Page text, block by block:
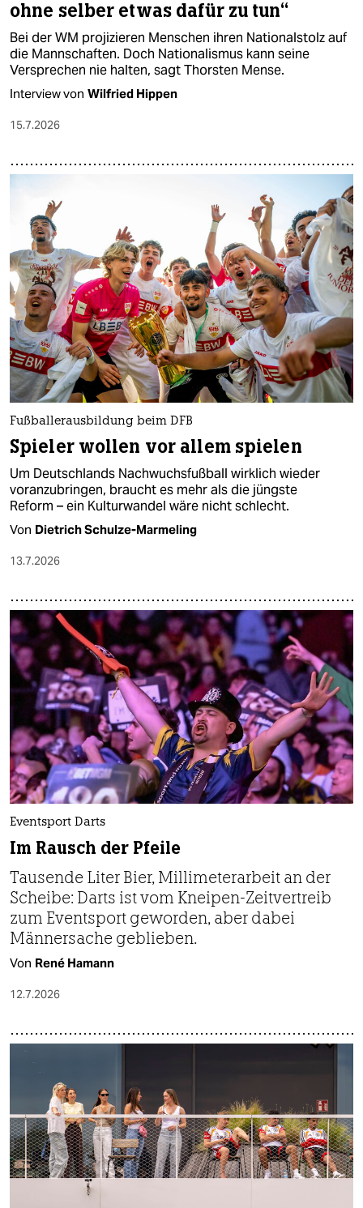
ohne selber etwas dafür zu tun“
Bei der WM projizieren Menschen ihren Nationalstolz auf
die Mannschaften. Doch Nationalismus kann seine
Versprechen nie halten, sagt Thorsten Mense.
Interview von Wilfried Hippen
15.7.2026
Fußballerausbildung beim DFB
Spieler wollen vor allem spielen
Um Deutschlands Nachwuchsfußball wirklich wieder
voranzubringen, braucht es mehr als die jüngste
Reform – ein Kulturwandel wäre nicht schlecht.
Von Dietrich Schulze-Marmeling
13.7.2026
Eventsport Darts
Im Rausch der Pfeile
Tausende Liter Bier, Millimeterarbeit an der
Scheibe: Darts ist vom Kneipen-Zeitvertreib
zum Eventsport geworden, aber dabei
Männersache geblieben.
Von René Hamann
12.7.2026